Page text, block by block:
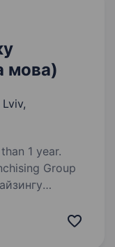
мова)
Lviv,
1 year.
Croissants»,